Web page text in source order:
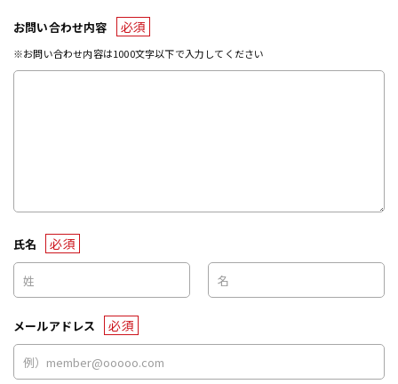
お問い合わせ内容 必須
※お問い合わせ内容は1000文字以下で入力してください
氏名 必須
メールアドレス 必須